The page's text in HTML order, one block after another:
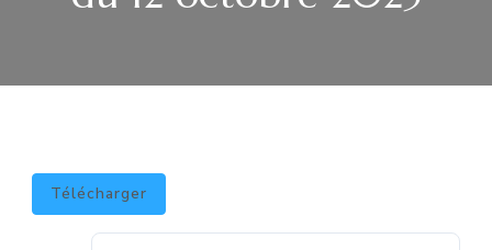
Télécharger